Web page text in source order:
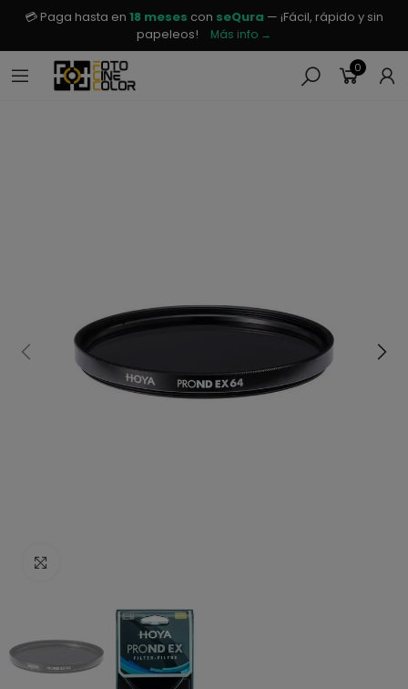
💳 Paga hasta en 18 meses con seQura — ¡Fácil, rápido y sin
papeleos!
Más info →
0